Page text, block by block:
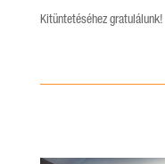
Kitüntetéséhez gratulálunk!